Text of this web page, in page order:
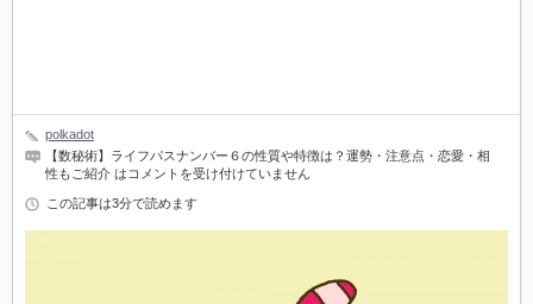
polkadot
【数秘術】ライフパスナンバー６の性質や特徴は？運勢・注意点・恋愛・相
性もご紹介 は コメントを受け付けていません
この記事は3分で読めます